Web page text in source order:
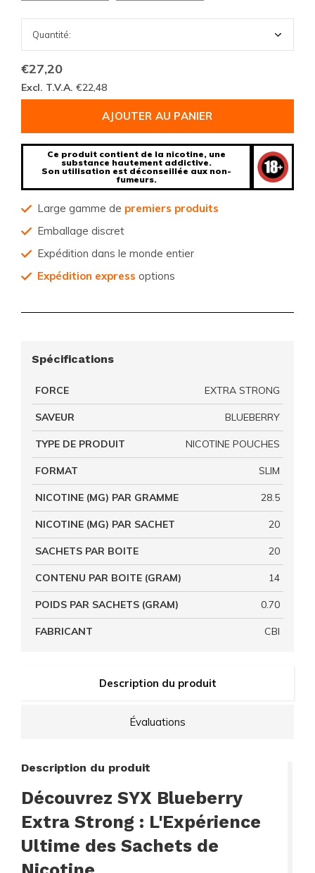
€27,20
Excl. T.V.A. €22,48
AJOUTER AU PANIER
Ce produit contient de la nicotine, une
substance hautement addictive.
Son utilisation est déconseillée aux non-
fumeurs.
Large gamme de premiers produits
Emballage discret
Expédition dans le monde entier
Expédition express options
Description du produit
Évaluations
Description du produit
Découvrez SYX Blueberry
Extra Strong : L'Expérience
Ultime des Sachets de
Spécifications
FORCE EXTRA STRONG
SAVEUR BLUEBERRY
TYPE DE PRODUIT NICOTINE POUCHES
FORMAT SLIM
NICOTINE (MG) PAR GRAMME 28.5
NICOTINE (MG) PAR SACHET 20
SACHETS PAR BOITE 20
CONTENU PAR BOITE (GRAM) 14
POIDS PAR SACHETS (GRAM) 0.70
FABRICANT CBI